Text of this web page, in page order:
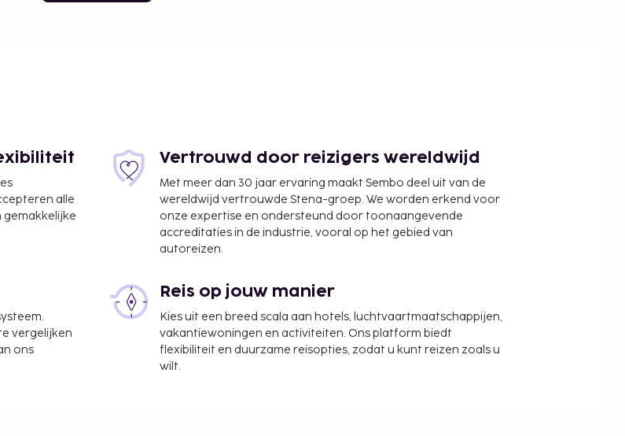
alle
Vertrouwd door reizigers wereldwijd
Met meer dan 30 jaar ervaring maakt Sembo deel uit van de
wereldwijd vertrouwde Stena-groep. We worden erkend voor
onze expertise en ondersteund door toonaangevende
accreditaties in de industrie, vooral op het gebied van
autoreizen.
vergelijken
ons
Reis op jouw manier
Kies uit een breed scala aan hotels, luchtvaartmaatschappijen,
vakantiewoningen en activiteiten. Ons platform biedt
flexibiliteit en duurzame reisopties, zodat u kunt reizen zoals u
wilt.